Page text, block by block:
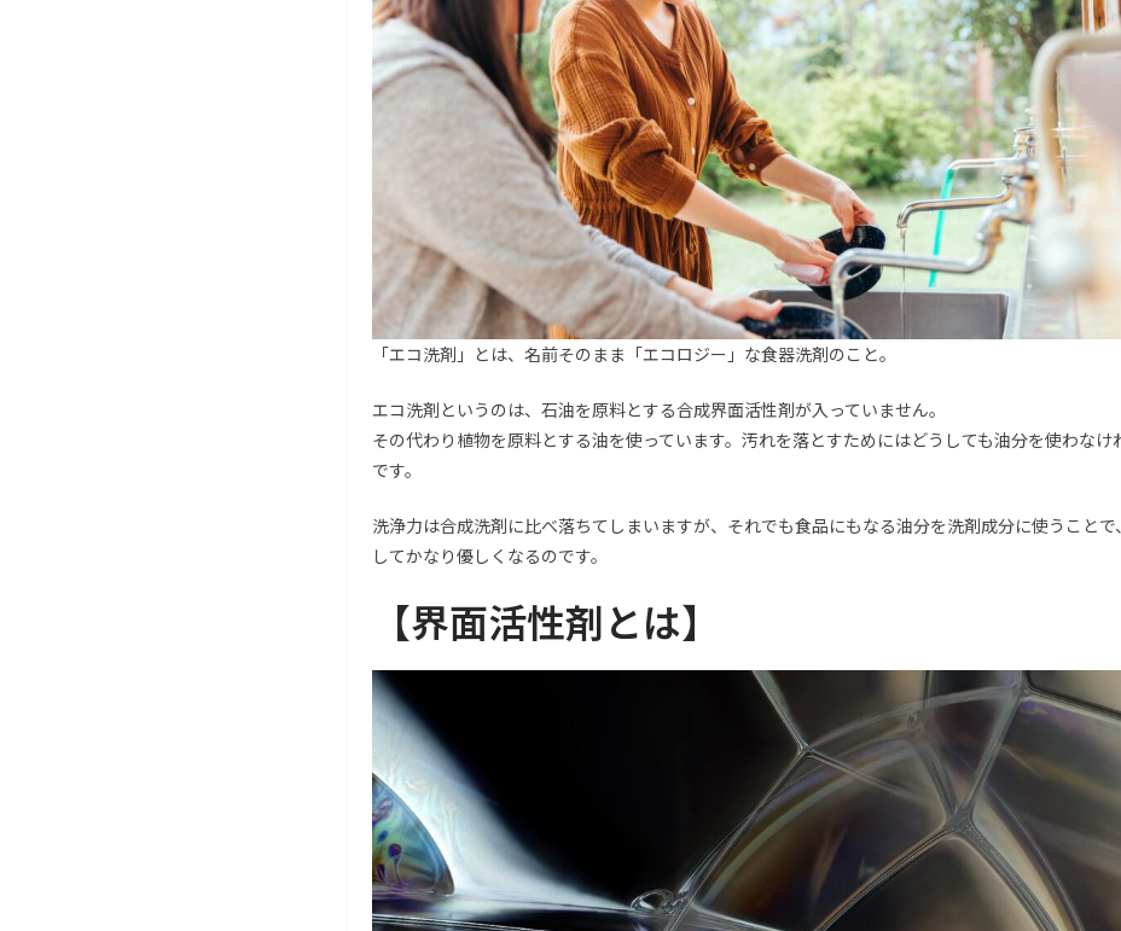
「エコ洗剤」とは、名前そのまま「エコロジー」な食器洗剤のこと。
エコ洗剤というのは、石油を原料とする合成界面活性剤が入っていません。
その代わり植物を原料とする油を使っています。汚れを落とすためにはどうしても油分を使わなけ
です。
洗浄力は合成洗剤に比べ落ちてしまいますが、それでも食品にもなる油分を洗剤成分に使うことで
してかなり優しくなるのです。
【界面活性剤とは】